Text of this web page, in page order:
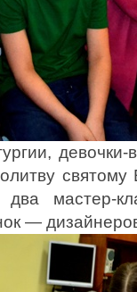
мастер-
—